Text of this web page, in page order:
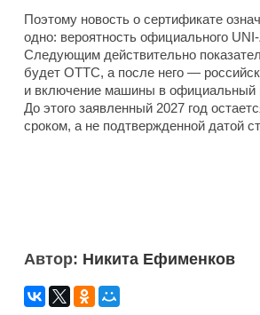
Поэтому новость о сертификате
одно: вероятность официального
Следующим действительно
будет ОТТС, а после него —
и включение машины в официальный
До этого заявленный 2027 год
сроком, а не подтвержденной датой
Автор: Никита Ефименков